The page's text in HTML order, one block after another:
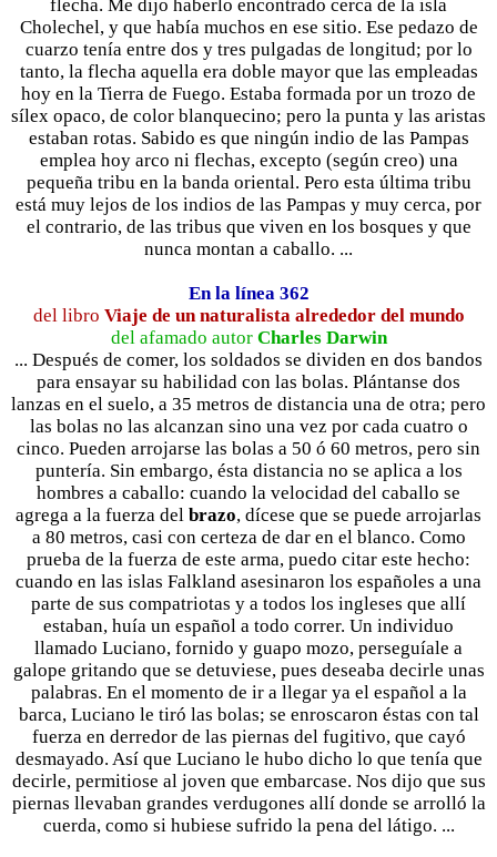
flecha. Me dijo haberlo encontrado cerca de la isla
Cholechel, y que había muchos en ese sitio. Ese pedazo de
cuarzo tenía entre dos y tres pulgadas de longitud; por lo
tanto, la flecha aquella era doble mayor que las empleadas
hoy en la Tierra de Fuego. Estaba formada por un trozo de
sílex opaco, de color blanquecino; pero la punta y las aristas
estaban rotas. Sabido es que ningún indio de las Pampas
emplea hoy arco ni flechas, excepto (según creo) una
pequeña tribu en la banda oriental. Pero esta última tribu
está muy lejos de los indios de las Pampas y muy cerca, por
el contrario, de las tribus que viven en los bosques y que
nunca montan a caballo. ...
En la línea 362
del libro Viaje de un naturalista alrededor del mundo
del afamado autor Charles Darwin
... Después de comer, los soldados se dividen en dos bandos
para ensayar su habilidad con las bolas. Plántanse dos
lanzas en el suelo, a 35 metros de distancia una de otra; pero
las bolas no las alcanzan sino una vez por cada cuatro o
cinco. Pueden arrojarse las bolas a 50 ó 60 metros, pero sin
puntería. Sin embargo, ésta distancia no se aplica a los
hombres a caballo: cuando la velocidad del caballo se
agrega a la fuerza del brazo, dícese que se puede arrojarlas
a 80 metros, casi con certeza de dar en el blanco. Como
prueba de la fuerza de este arma, puedo citar este hecho:
cuando en las islas Falkland asesinaron los españoles a una
parte de sus compatriotas y a todos los ingleses que allí
estaban, huía un español a todo correr. Un individuo
llamado Luciano, fornido y guapo mozo, perseguíale a
galope gritando que se detuviese, pues deseaba decirle unas
palabras. En el momento de ir a llegar ya el español a la
barca, Luciano le tiró las bolas; se enroscaron éstas con tal
fuerza en derredor de las piernas del fugitivo, que cayó
desmayado. Así que Luciano le hubo dicho lo que tenía que
decirle, permitiose al joven que embarcase. Nos dijo que sus
piernas llevaban grandes verdugones allí donde se arrolló la
cuerda, como si hubiese sufrido la pena del látigo. ...